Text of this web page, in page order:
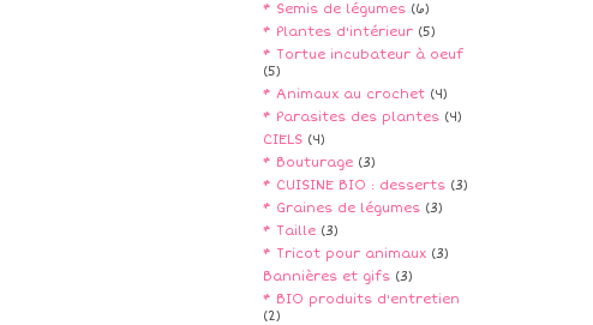
* Semis de légumes (6)
* Plantes d'intérieur (5)
* Tortue incubateur à oeuf
(5)
* Animaux au crochet (4)
* Parasites des plantes (4)
CIELS (4)
* Bouturage (3)
* CUISINE BIO : desserts (3)
* Graines de légumes (3)
* Taille (3)
* Tricot pour animaux (3)
Bannières et gifs (3)
* BIO produits d'entretien
(2)